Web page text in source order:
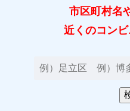
市区町村名
近くのコンビ